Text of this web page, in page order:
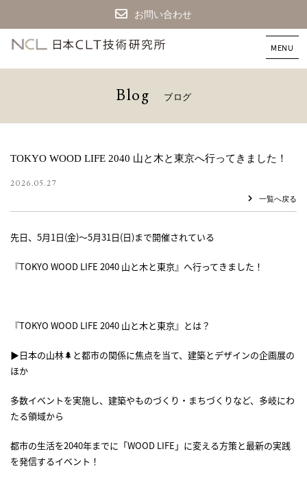
お問い合わせ
CLT
築
本
技
研
所
Blog ブ ロ グ
TOKYO WOOD LIFE 2040 山と木と東京へ行ってきました！
2026.05.27
一覧へ戻る
先日、5月1日(金)～5月31日(日)まで開催されている
『TOKYO WOOD LIFE 2040 山と木と東京』へ行ってきました！
『TOKYO WOOD LIFE 2040 山と木と東京』とは？
▶日本の山林🌲と都市の関係に焦点を当て、建築とデザインの企画展の
ほか
多数イベントを実施し、建築やものづくり・まちづくりなど、多岐にわ
たる領域から
都市の生活を2040年までに「WOOD LIFE」に変える方策と最新の実践
を発信するイベント！